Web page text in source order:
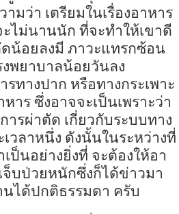
มว่า เตรียมในเรื่องอาหาร
ะไม่นานนัก ที่จะทำให้เขาดี
น้อยลงมี ภาวะแทรกซ้อน
พยาบาลน้อยวันลง
ทางปาก หรือทางกระเพาะ
าร ซึ่งอาจจะเป็นเพราะว่า
ารผ่าตัด เกี่ยวกับระบบทาง
วลาหนึ่ง ดังนั้นในระหว่างที่
ป็นอย่างยิ่งที่ จะต้องให้อา
บป่วยหนักซึ่งก็ได้ข่าวมา
นได้ปกติธรรมดา ครับ